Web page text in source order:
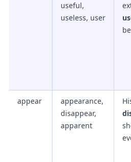
useful,
useless, user
appear
appearance,
disappear,
apparent